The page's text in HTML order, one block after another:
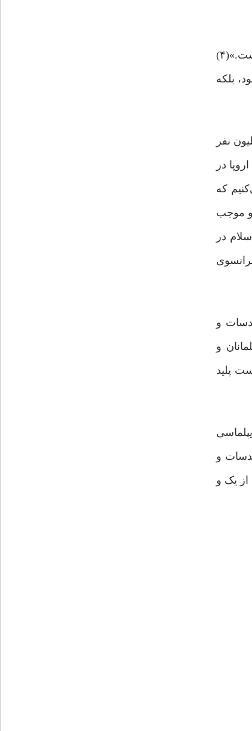
ایشان در پیام اخیر خویش اعلام کردند که «به‌رغم توطئه استکبار، قرآن روز به ‌روز پرفروغ‌تر می‌شود و آینده از آن اسلام است.»(۴)
بلکه
«پیو»، جمعیت مسلمانان اروپا از ۶/۲۹ میلیون نفر در سال ۱۹۹۰ به ۱/۴۴ میلیون نفر
اروپا در
می‌کنیم که
و موجب
در
و
و
پلید
و
یک و